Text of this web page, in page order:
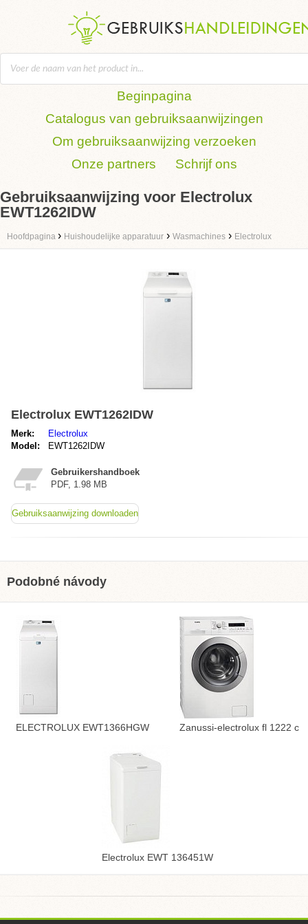
Beginpagina
Catalogus van gebruiksaanwijzingen
Om gebruiksaanwijzing verzoeken
Onze partners
Schrijf ons
Gebruiksaanwijzing voor Electrolux
EWT1262IDW
Hoofdpagina › Huishoudelijke apparatuur › Wasmachines › Electrolux
Electrolux EWT1262IDW
Merk:
Electrolux
Model:
EWT1262IDW
Gebruikershandboek
PDF, 1.98 MB
Gebruiksaanwijzing downloaden
Podobné návody
ELECTROLUX EWT1366HGW Zanussi-electrolux fl 1222 c
Electrolux EWT 136451W